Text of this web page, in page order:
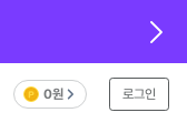
0원 로그인